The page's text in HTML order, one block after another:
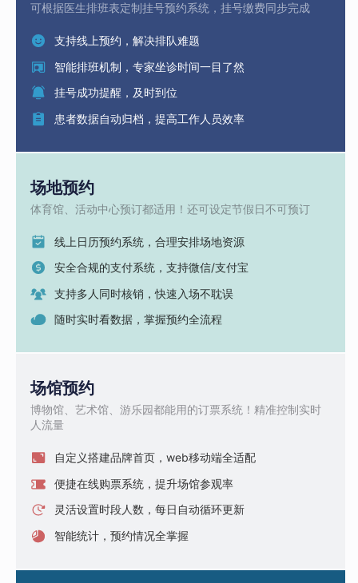
可根据医生排班表定制挂号预约系统，挂号缴费同步完成
支持线上预约，解决排队难题
智能排班机制，专家坐诊时间一目了然
挂号成功提醒，及时到位
患者数据自动归档，提高工作人员效率
场地预约
体育馆、活动中心预订都适用！还可设定节假日不可预订
线上日历预约系统，合理安排场地资源
安全合规的支付系统，支持微信/支付宝
支持多人同时核销，快速入场不耽误
随时实时看数据，掌握预约全流程
场馆预约
博物馆、艺术馆、游乐园都能用的订票系统！精准控制实时
人流量
自定义搭建品牌首页，web移动端全适配
便捷在线购票系统，提升场馆参观率
灵活设置时段人数，每日自动循环更新
智能统计，预约情况全掌握